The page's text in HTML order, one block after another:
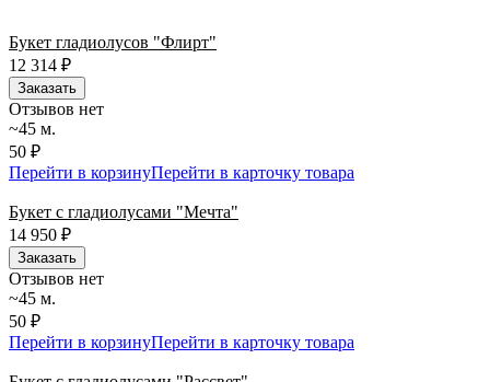
Букет гладиолусов "Флирт"
12 314 ₽
Заказать
Отзывов нет
~45 м.
50 ₽
Перейти в корзинуПерейти в карточку товара
Букет с гладиолусами "Мечта"
14 950 ₽
Заказать
Отзывов нет
~45 м.
50 ₽
Перейти в корзинуПерейти в карточку товара